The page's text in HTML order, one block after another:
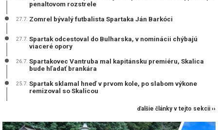
penaltovom rozstrele
27.7. Zomrel bývalý futbalista Spartaka Ján Barkóci
27.7. Spartak odcestoval do Bulharska, v nominácii chýbajú
viaceré opory
26.7. Spartakovec Vantruba mal kapitánsku premiéru, Skalica
bude hľadať brankára
25.7. Spartak sklamal hneď v prvom kole, po slabom výkone
remizoval so Skalicou
ďalšie články v tejto sekcii ››